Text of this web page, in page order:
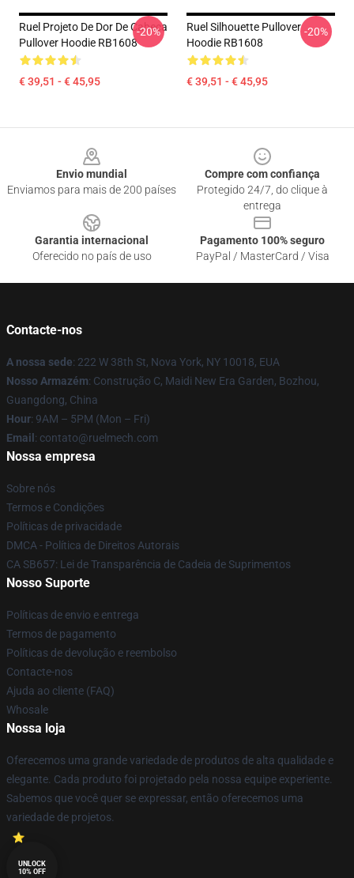
Ruel Projeto De Dor De Cabeça
Pullover Hoodie RB1608
€ 39,51 - € 45,95
-20%
Ruel Silhouette Pullover
Hoodie RB1608
€ 39,51 - € 45,95
-20%
Envio mundial
Enviamos para mais de 200 países
Compre com confiança
Protegido 24/7, do clique à
entrega
Garantia internacional
Oferecido no país de uso
Pagamento 100% seguro
PayPal / MasterCard / Visa
Contacte-nos
A nossa sede: 222 W 38th St, Nova York, NY 10018, EUA
Nosso Armazém: Construção C, Maidi New Era Garden, Bozhou,
Guangdong, China
Hour: 9AM – 5PM (Mon – Fri)
Email : contato@ruelmech.com
Nossa empresa
Sobre nós
Termos e Condições
Políticas de privacidade
DMCA - Política de Direitos Autorais
CA SB657: Lei de Transparência de Cadeia de Suprimentos
Nosso Suporte
Políticas de envio e entrega
Termos de pagamento
Políticas de devolução e reembolso
Contacte-nos
Ajuda ao cliente (FAQ)
Whosale
Nossa loja
Oferecemos uma grande variedade de produtos de alta qualidade e
elegante. Cada produto foi projetado pela nossa equipe experiente.
Sabemos que você quer se expressar, então oferecemos uma
variedade de projetos.
UNLOCK
10% OFF